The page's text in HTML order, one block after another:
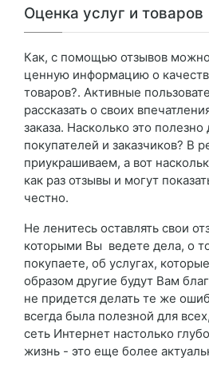
Оценка услуг и товаров
Как, с помощью отзывов
ценную информацию о
товаров?. Активные
рассказать о своих
заказа. Насколько это полезно
покупателей и заказчиков? В
приукрашиваем, а вот
как раз отзывы и могут
честно.
Не ленитесь оставлять свои
которыми Вы ведете дела, о
покупаете, об услугах,
образом другие будут Вам
не придется делать те же
всегда была полезной для
сеть Интернет настолько
жизнь - это еще более